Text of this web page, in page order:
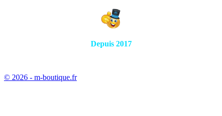
Depuis 2017
© 2026 - m-boutique.fr